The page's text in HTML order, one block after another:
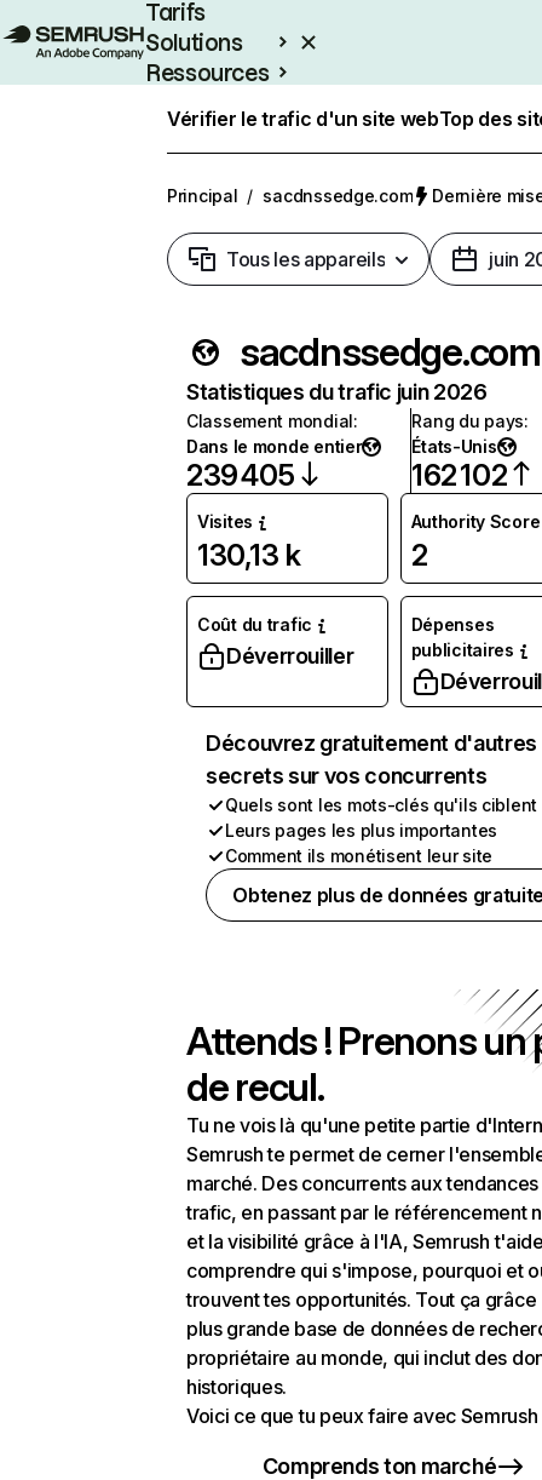
Tarifs
Solutions
Ressources
Vérifier le trafic d'un site webTop des
Principal / sacdnssedge.com Dernière
Tous les appareils juin
sacdnssedge.com
Statistiques du trafic juin 2026
Classement mondial:
Dans le monde entier
239 405
Rang du pays:
États-Unis
162 102
Visites
130,13 k
Authority Score
2
Coût du trafic
Déverrouiller
Dépenses
publicitaires
Découvrez gratuitement d'autres
secrets sur vos concurrents
Quels sont les mots-clés qu'ils ciblent
Leurs pages les plus importantes
Comment ils monétisent leur site
Obtenez plus de données
Attends ! Prenons un
de recul.
Tu ne vois là qu'une petite partie
Semrush te permet de cerner
marché. Des concurrents aux
trafic, en passant par le référencement
et la visibilité grâce à l'IA, Semrush
comprendre qui s'impose, pourquoi et
trouvent tes opportunités. Tout ça grâce
plus grande base de données de
propriétaire au monde, qui inclut des
historiques.
Voici ce que tu peux faire avec Semrush
Comprends ton marché